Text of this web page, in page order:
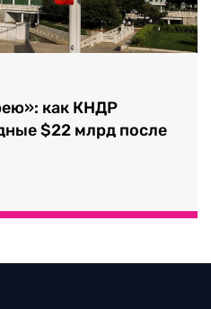
как КНДР
$22 млрд после